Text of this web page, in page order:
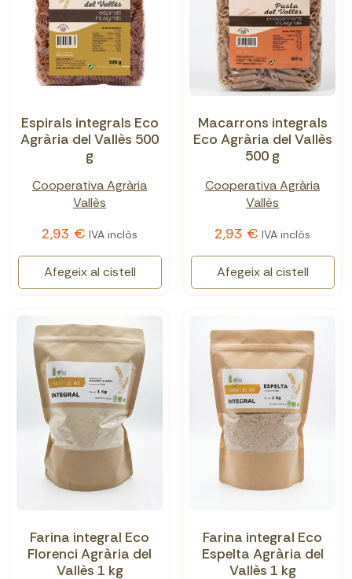
Espirals integrals Eco
Agrària del Vallès 500
g
Cooperativa Agrària
Vallès
2,93 € IVA inclòs
Afegeix al cistell
Macarrons integrals
Eco Agrària del Vallès
500 g
Cooperativa Agrària
Vallès
2,93 € IVA inclòs
Afegeix al cistell
Farina integral Eco
Florenci Agrària del
Vallès 1 kg
Farina integral Eco
Espelta Agrària del
Vallès 1 kg